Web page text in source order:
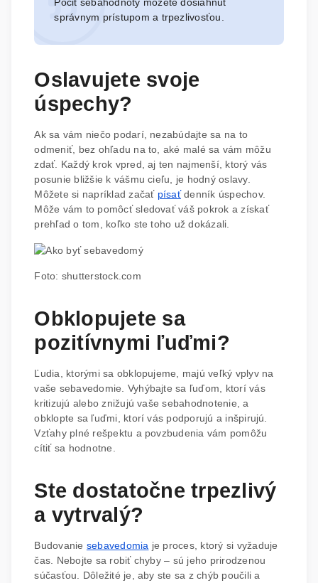
správnym prístupom a trpezlivosťou.
Oslavujete svoje
úspechy?
Ak sa vám niečo podarí, nezabúdajte sa na to
odmeniť, bez ohľadu na to, aké malé sa vám môžu
zdať. Každý krok vpred, aj ten najmenší, ktorý vás
posunie bližšie k vášmu cieľu, je hodný oslavy.
Môžete si napríklad začať písaťdenník úspechov.
Môže vám to pomôcť sledovať váš pokrok a získať
prehľad o tom, koľko ste toho už dokázali.
Foto: shutterstock.com
Obklopujete sa
pozitívnymi ľuďmi?
Ľudia, ktorými sa obklopujeme, majú veľký vplyv na
vaše sebavedomie. Vyhýbajte sa ľuďom, ktorí vás
kritizujú alebo znižujú vaše sebahodnotenie, a
obklopte sa ľuďmi, ktorí vás podporujú a inšpirujú.
Vzťahy plné rešpektu a povzbudenia vám pomôžu
cítiť sa hodnotne.
Ste dostatočne trpezlivý
a vytrvalý?
Budovanie sebavedomia je proces, ktorý si vyžaduje
čas. Nebojte sa robiť chyby – sú jeho prirodzenou
súčasťou. Dôležité je, aby ste sa z chýb poučili a